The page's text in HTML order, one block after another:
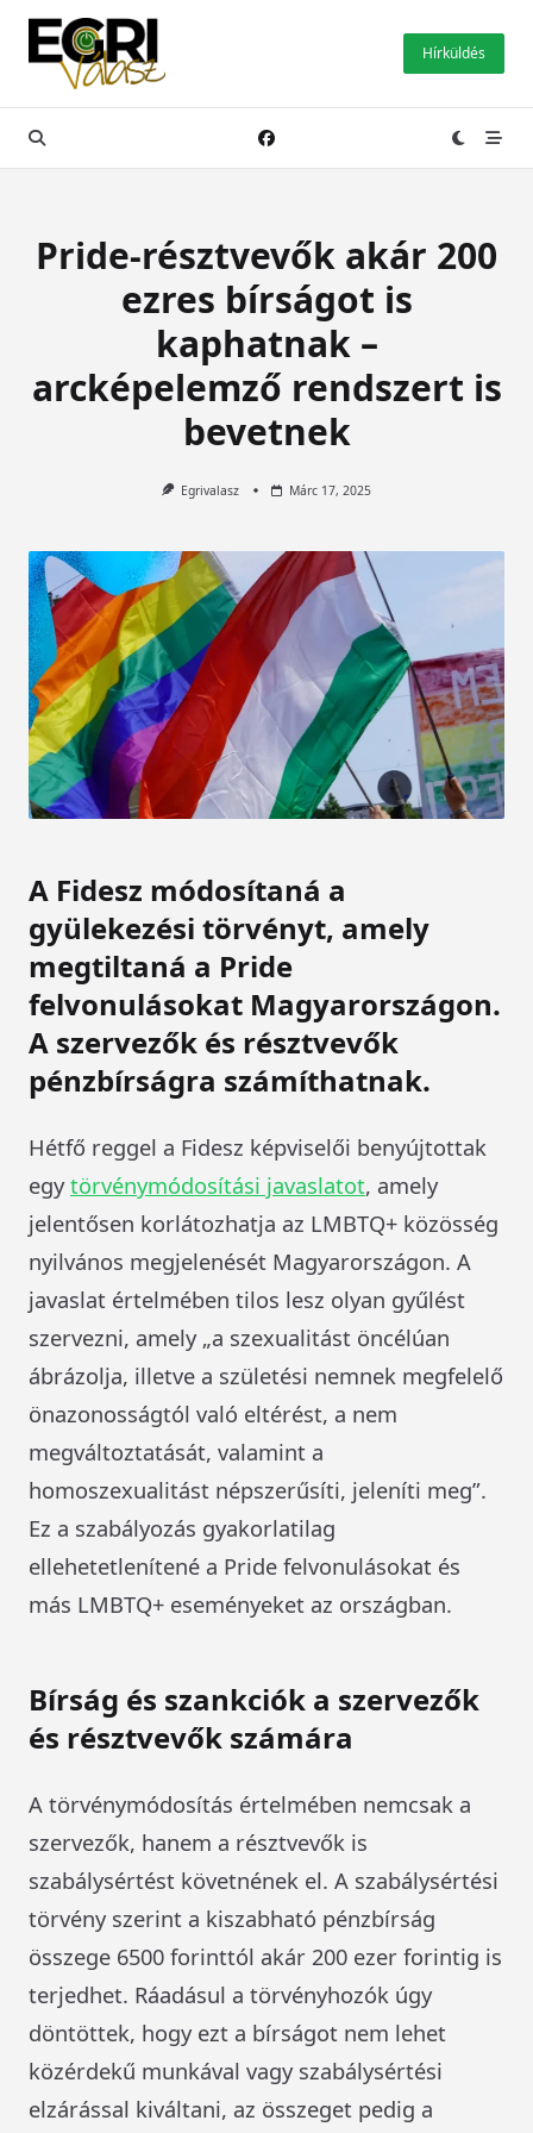
Skip
content
Hírküldés
Pride-résztvevők akár 200
ezres bírságot is
kaphatnak –
arcképelemző rendszert is
bevetnek
Egrivalasz Márc 17, 2025
A Fidesz módosítaná a
gyülekezési törvényt, amely
megtiltaná a Pride
felvonulásokat Magyarországon.
A szervezők és résztvevők
pénzbírságra számíthatnak.
Hétfő reggel a Fidesz képviselői benyújtottak
egytörvénymódosítási javaslatot, amely
jelentősen korlátozhatja az LMBTQ+ közösség
nyilvános megjelenését Magyarországon. A
javaslat értelmében tilos lesz olyan gyűlést
szervezni, amely „a szexualitást öncélúan
ábrázolja, illetve a születési nemnek megfelelő
önazonosságtól való eltérést, a nem
megváltoztatását, valamint a
homoszexualitást népszerűsíti, jeleníti meg”.
Ez a szabályozás gyakorlatilag
ellehetetlenítené a Pride felvonulásokat és
más LMBTQ+ eseményeket az országban.
Bírság és szankciók a szervezők
és résztvevők számára
A törvénymódosítás értelmében nemcsak a
szervezők, hanem a résztvevők is
szabálysértést követnének el. A szabálysértési
törvény szerint a kiszabható pénzbírság
összege 6500 forinttól akár 200 ezer forintig is
terjedhet. Ráadásul a törvényhozók úgy
döntöttek, hogy ezt a bírságot nem lehet
közérdekű munkával vagy szabálysértési
elzárással kiváltani, az összeget pedig a